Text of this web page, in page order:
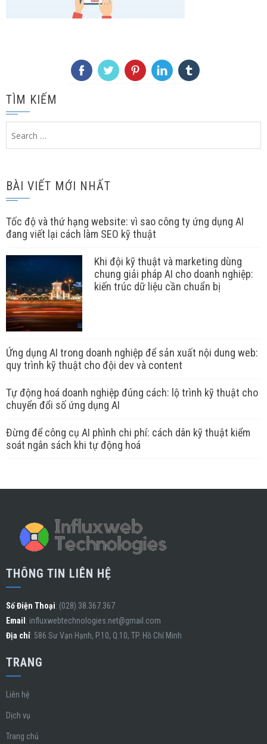
TÌM KIẾM
BÀI VIẾT MỚI NHẤT
Tốc độ và thứ hạng website: vì sao công ty ứng dụng AI
đang viết lại cách làm SEO kỹ thuật
Khi đội kỹ thuật và marketing dùng
chung giải pháp AI cho doanh nghiệp:
kiến trúc dữ liệu cần chuẩn bị
Ứng dụng AI trong doanh nghiệp để sản xuất nội dung web:
quy trình kỹ thuật cho đội dev và content
Tự động hoá doanh nghiệp đúng cách: lộ trình kỹ thuật cho
chuyển đổi số ứng dụng AI
Đừng để công cụ AI phình chi phí: cách dân kỹ thuật kiểm
soát ngân sách khi tự động hoá
THÔNG TIN LIÊN HỆ
Số Điện Thoại: (028) 38.367.367
Email : influxwebtechnologies.net@gmail.com
Địa chỉ: 586 Sư Vạn Hạnh, P.10, Q.10, TP. Hồ Chí Minh
TRANG
Liên hệ
Dịch vụ
Trang chủ